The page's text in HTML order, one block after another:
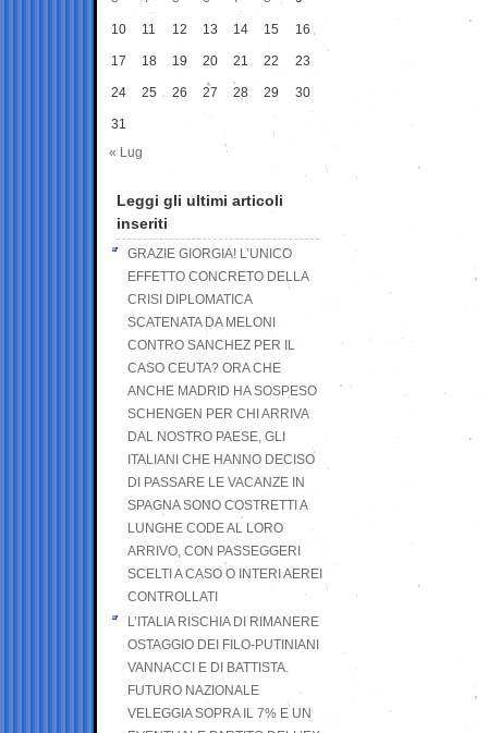
10 11 12 13 14 15 16
17 18 19 20 21 22 23
24 25 26 27 28 29 30
31
« Lug
Leggi gli ultimi articoli
inseriti
GRAZIE GIORGIA! L’UNICO
EFFETTO CONCRETO DELLA
CRISI DIPLOMATICA
SCATENATA DA MELONI
CONTRO SANCHEZ PER IL
CASO CEUTA? ORA CHE
ANCHE MADRID HA SOSPESO
SCHENGEN PER CHI ARRIVA
DAL NOSTRO PAESE, GLI
ITALIANI CHE HANNO DECISO
DI PASSARE LE VACANZE IN
SPAGNA SONO COSTRETTI A
LUNGHE CODE AL LORO
ARRIVO, CON PASSEGGERI
SCELTI A CASO O INTERI AEREI
CONTROLLATI
L’ITALIA RISCHIA DI RIMANERE
OSTAGGIO DEI FILO-PUTINIANI
VANNACCI E DI BATTISTA.
FUTURO NAZIONALE
VELEGGIA SOPRA IL 7% E UN